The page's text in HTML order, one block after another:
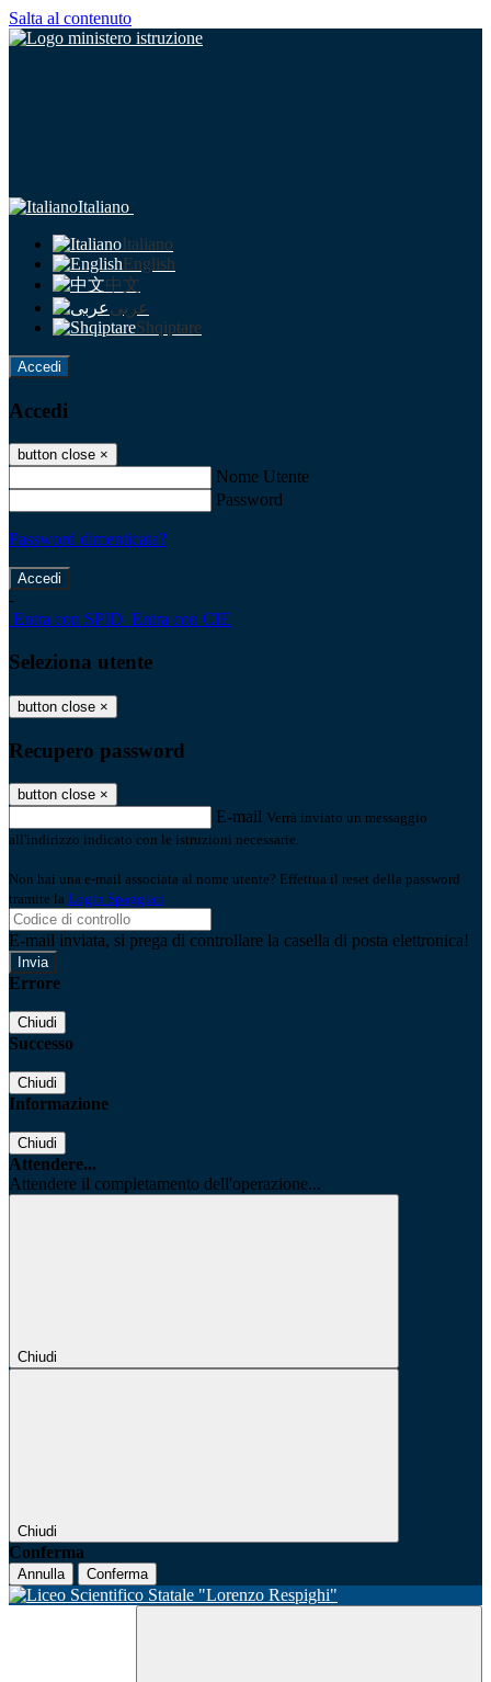
Salta al contenuto
Italiano
Italiano
English
中文
عربى
Shqiptare
Accedi
Accedi
button close ×
Nome Utente
Password
Password dimenticata?
-
Entra con SPID Entra con CIE
Seleziona utente
button close ×
Recupero password
button close ×
E-mail Verrà inviato un messaggio
all'indirizzo indicato con le istruzioni necessarie.
Non hai una e-mail associata al nome utente? Effettua il reset della password
tramite la Login Spaggiari
E-mail inviata, si prega di controllare la casella di posta elettronica!
Errore
Chiudi
Successo
Chiudi
Informazione
Chiudi
Attendere...
Attendere il completamento dell'operazione...
Chiudi
Chiudi
Conferma
Annulla Conferma